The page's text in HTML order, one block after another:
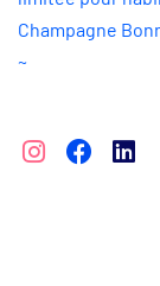
Champagne
~